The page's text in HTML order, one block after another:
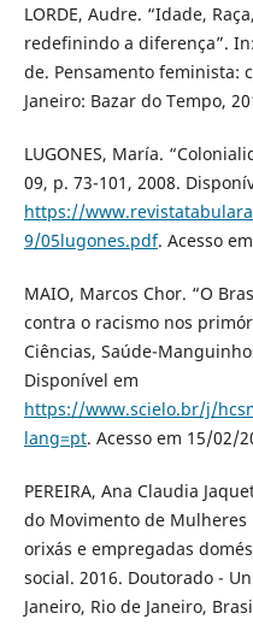
LORDE, Audre. “Idade,
redefinindo a diferença”.
de. Pensamento feminista:
Janeiro: Bazar do Tempo,
LUGONES, María.
09, p. 73-101, 2008.
https://
9/05lugones.pdf. Acesso
MAIO, Marcos Chor. “O
contra o racismo nos
Ciências, Saúde-
Disponível em
https://www.scielo.br/j/
lang=pt. Acesso em 15/02/
PEREIRA, Ana Claudia
do Movimento de
orixás e empregadas
social. 2016. Doutorado -
Janeiro, Rio de Janeiro,